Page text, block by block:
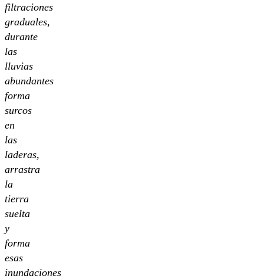
filtraciones
graduales,
durante
las
lluvias
abundantes
forma
surcos
en
las
laderas,
arrastra
la
tierra
suelta
y
forma
esas
inundaciones